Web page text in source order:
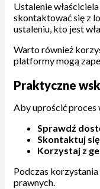
Ustalenie
skontaktować się z
ustaleniu, kto jest
Warto również
platformy mogą
Praktyczne
Aby uprościć
Sprawdź
Skontaktuj
Korzystaj z
Podczas
prawnych.